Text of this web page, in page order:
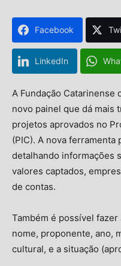
Facebook
LinkedIn
A Fundação Catarinense
novo painel que dá mais
projetos aprovados no
(PIC). A nova
detalhando informações
valores captados,
de contas.
Também é possível
nome, proponente, ano,
cultural, e a situação